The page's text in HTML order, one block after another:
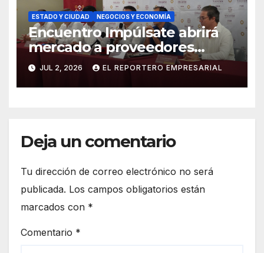
ESTADO Y CIUDAD NEGOCIOS Y ECONOMÍA
Encuentro Impúlsate abrirá
mercado a proveedores
locales en restaurantes de
Yucatán
JUL 2, 2026 EL REPORTERO EMPRESARIAL
Deja un comentario
Tu dirección de correo electrónico no será
publicada. Los campos obligatorios están
marcados con *
Comentario *